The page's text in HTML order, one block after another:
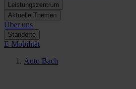
Leistungszentrum
Aktuelle Themen
Über uns
Standorte
E-Mobilität
Auto Bach